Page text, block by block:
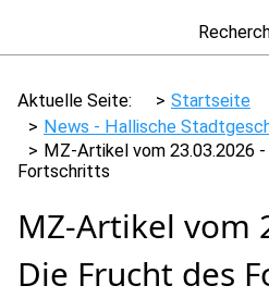
Aktuelle Seite:
Startseite
News - Hallische
MZ-Artikel vom 23.03.2026
Fortschritts
MZ-Artikel vom
Die Frucht des